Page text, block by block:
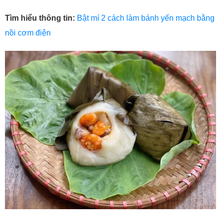
Tìm hiểu thông tin: Bật mí 2 cách làm bánh yến mạch bằng
nồi cơm điện